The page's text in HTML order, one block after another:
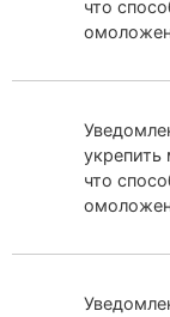
что
что